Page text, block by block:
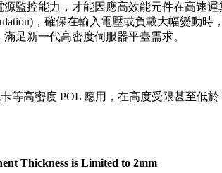
監控能力，才能因應高效能元件在高速
，確保在輸入電壓或負載大幅變動
足新一代高密度伺服器平臺需求。
等高密度 POL 應用，在高度受限甚至低
Thickness is Limited to 2mm